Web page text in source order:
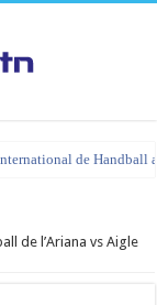
de Handball
et liste des joueurs
de l’Ariana vs Aigle